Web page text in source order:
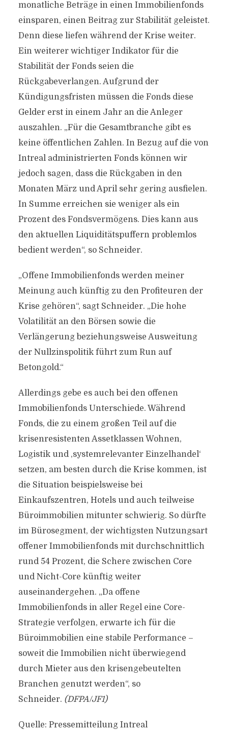
monatliche Beträge in einen Immobilienfonds
einsparen, einen Beitrag zur Stabilität geleistet.
Denn diese liefen während der Krise weiter.
Ein weiterer wichtiger Indikator für die
Stabilität der Fonds seien die
Rückgabeverlangen. Aufgrund der
Kündigungsfristen müssen die Fonds diese
Gelder erst in einem Jahr an die Anleger
auszahlen. „Für die Gesamtbranche gibt es
keine öffentlichen Zahlen. In Bezug auf die von
Intreal administrierten Fonds können wir
jedoch sagen, dass die Rückgaben in den
Monaten März und April sehr gering ausfielen.
In Summe erreichen sie weniger als ein
Prozent des Fondsvermögens. Dies kann aus
den aktuellen Liquiditätspuffern problemlos
bedient werden“, so Schneider.
„Offene Immobilienfonds werden meiner
Meinung auch künftig zu den Profiteuren der
Krise gehören“, sagt Schneider. „Die hohe
Volatilität an den Börsen sowie die
Verlängerung beziehungsweise Ausweitung
der Nullzinspolitik führt zum Run auf
Betongold.“
Allerdings gebe es auch bei den offenen
Immobilienfonds Unterschiede. Während
Fonds, die zu einem großen Teil auf die
krisenresistenten Assetklassen Wohnen,
Logistik und ‚systemrelevanter Einzelhandel‘
setzen, am besten durch die Krise kommen, ist
die Situation beispielsweise bei
Einkaufszentren, Hotels und auch teilweise
Büroimmobilien mitunter schwierig. So dürfte
im Bürosegment, der wichtigsten Nutzungsart
offener Immobilienfonds mit durchschnittlich
rund 54 Prozent, die Schere zwischen Core
und Nicht-Core künftig weiter
auseinandergehen. „Da offene
Immobilienfonds in aller Regel eine Core-
Strategie verfolgen, erwarte ich für die
Büroimmobilien eine stabile Performance –
soweit die Immobilien nicht überwiegend
durch Mieter aus den krisengebeutelten
Branchen genutzt werden“, so
Schneider. (DFPA/JF1)
Quelle: Pressemitteilung Intreal